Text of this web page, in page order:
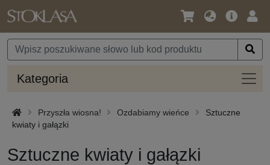
Język
Waluta
Oferta
Kategoria
Przyszła wiosna! Ozdabiamy wieńce
Sztuczne
kwiaty i gałązki
Sztuczne kwiaty i gałązki